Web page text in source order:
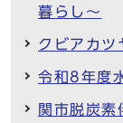
暮らし～
クビアカツ
令和8年度
関市脱炭素